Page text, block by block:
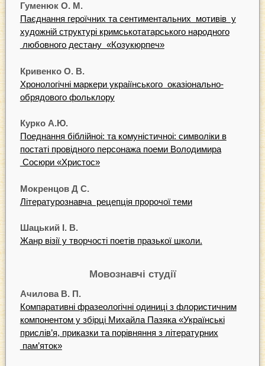
Гуменюк О. М.
Паєднання героїчних та сентиментальних мотивiв у
художнiй структурi кримськотатарського народного
любовного дестану «Козукюрпеч»
Кривенко О. В.
Хронологiчнi маркери украiїнського оказiонально-
обрядового фольклору
Курко А.Ю.
Поеднання бiблiйноi: та комунiстичноi: символiки в
постатi провiдного персонажа поеми Володимира
Сосюри «Христос»
Мокренцов Д С.
Лiтературознавча рецепцiя пророчої теми
Шацький І. В.
Жанр вiзiї у творчостi поетiв празької школи.
Мовознавчi cтyдiї
Ачилова В. П.
Компаративнi фразеологiчнi одиницi з флористичним
компонентом у збiрцi Михайла Пазяка «Українськi
прислiв’я, приказки та порiвняння з лiтературних
пам’яток»